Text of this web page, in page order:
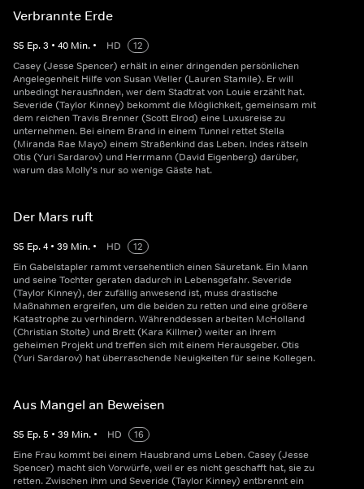
Verbrannte Erde
S5 Ep.3 • 40 Min. • HD
12
Casey (Jesse Spencer) erhält in einer dringenden persönlichen
Angelegenheit Hilfe von Susan Weller (Lauren Stamile). Er will
unbedingt herausfinden, wer dem Stadtrat von Louie erzählt hat.
Severide (Taylor Kinney) bekommt die Möglichkeit, gemeinsam mit
dem reichen Travis Brenner (Scott Elrod) eine Luxusreise zu
unternehmen. Bei einem Brand in einem Tunnel rettet Stella
(Miranda Rae Mayo) einem Straßenkind das Leben. Indes rätseln
Otis (Yuri Sardarov) und Herrmann (David Eigenberg) darüber,
warum das Molly's nur so wenige Gäste hat.
Der Mars ruft
S5 Ep.4 • 39 Min. • HD
12
Ein Gabelstapler rammt versehentlich einen Säuretank. Ein Mann
und seine Tochter geraten dadurch in Lebensgefahr. Severide
(Taylor Kinney), der zufällig anwesend ist, muss drastische
Maßnahmen ergreifen, um die beiden zu retten und eine größere
Katastrophe zu verhindern. Währenddessen arbeiten McHolland
(Christian Stolte) und Brett (Kara Killmer) weiter an ihrem
geheimen Projekt und treffen sich mit einem Herausgeber. Otis
(Yuri Sardarov) hat überraschende Neuigkeiten für seine Kollegen.
Aus Mangel an Beweisen
S5 Ep.5 • 39 Min. • HD
16
Eine Frau kommt bei einem Hausbrand ums Leben. Casey (Jesse
Spencer) macht sich Vorwürfe, weil er es nicht geschafft hat, sie zu
retten. Zwischen ihm und Severide (Taylor Kinney) entbrennt ein